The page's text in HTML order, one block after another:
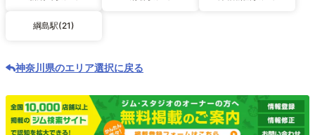
綱島駅(21)
神奈川県のエリア選択に戻る